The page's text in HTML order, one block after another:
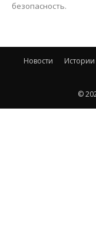
безопасность.
Новости Истории
©